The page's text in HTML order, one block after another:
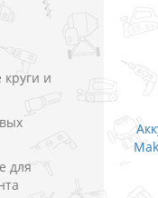
и
для
дрель-шуруповерт
/ CXT 10.8 В (1.5 А)
закладки